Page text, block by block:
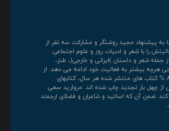
مروارید در سال ۱۳۴۰ بنا به پیشنهاد مجید روشنگر و مشارکت سه نفر از
را با شعر و ادبیات روز و علوم اجتماعی
جمله شعر و داستان )ایرانی و خارجی(، طنز،
هرچه بیشتر به فعالیت خود ادامه می دهد. از
افتخارات مروارید آن که حدود ۸۰ % کتاب های منتشر شده هر سال، کتابهای
است که از ۲ تا بیش از چهل بار تجدید چاپ شده اند. مروارید سعی
کند. ضمن آن که اساتید و شاعران و فضلای ارجمند